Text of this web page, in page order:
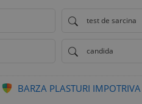
test de sarcina
candida
BARZA PLASTURI